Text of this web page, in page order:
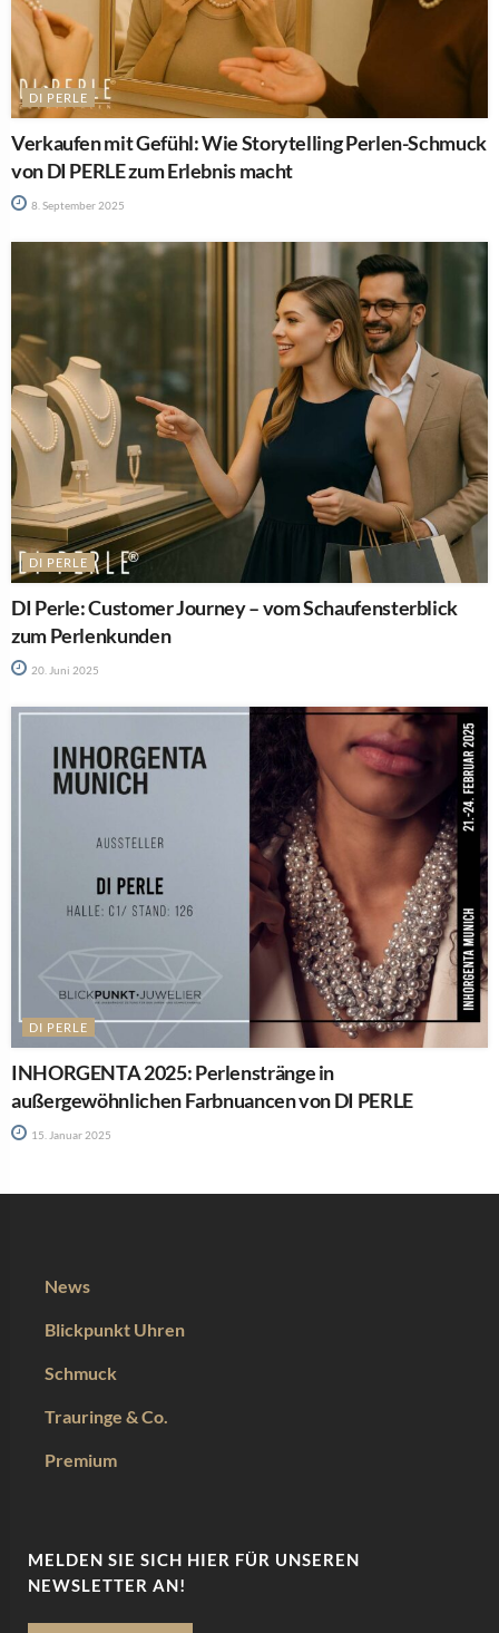
DI PERLE
Verkaufen mit Gefühl: Wie Storytelling Perlen-Schmuck
von DI PERLE zum Erlebnis macht
8. September 2025
DI PERLE
DI Perle: Customer Journey – vom Schaufensterblick
zum Perlenkunden
20. Juni 2025
DI PERLE
INHORGENTA 2025: Perlenstränge in
außergewöhnlichen Farbnuancen von DI PERLE
15. Januar 2025
News
Blickpunkt Uhren
Schmuck
Trauringe & Co.
Premium
MELDEN SIE SICH HIER FÜR UNSEREN
NEWSLETTER AN!